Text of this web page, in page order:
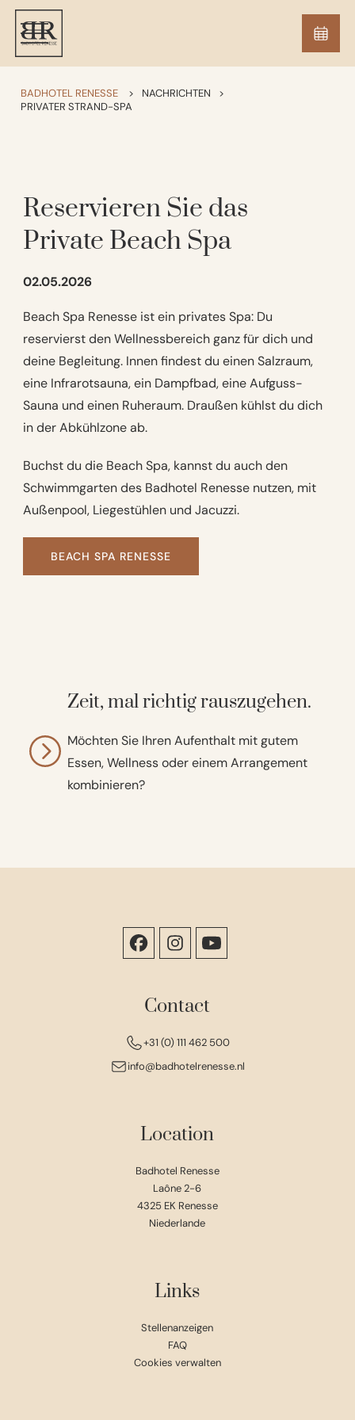
BADHOTEL RENESSE > NACHRICHTEN
>
PRIVATER STRAND-SPA
Reservieren Sie das
Private Beach Spa
02.05.2026
Beach Spa Renesse ist ein privates Spa: Du
reservierst den Wellnessbereich ganz für dich und
deine Begleitung. Innen findest du einen Salzraum,
eine Infrarotsauna, ein Dampfbad, eine Aufguss-
Sauna und einen Ruheraum. Draußen kühlst du dich
in der Abkühlzone ab.
Buchst du die Beach Spa, kannst du auch den
Schwimmgarten des Badhotel Renesse nutzen, mit
Außenpool, Liegestühlen und Jacuzzi.
BEACH SPA RENESSE
Zeit, mal richtig rauszugehen.
Möchten Sie Ihren Aufenthalt mit gutem
Essen, Wellness oder einem Arrangement
kombinieren?
Contact
+31 (0) 111 462 500
info@badhotelrenesse.nl
Location
Badhotel Renesse
Laône 2-6
4325 EK Renesse
Niederlande
Links
Stellenanzeigen
FAQ
Cookies verwalten